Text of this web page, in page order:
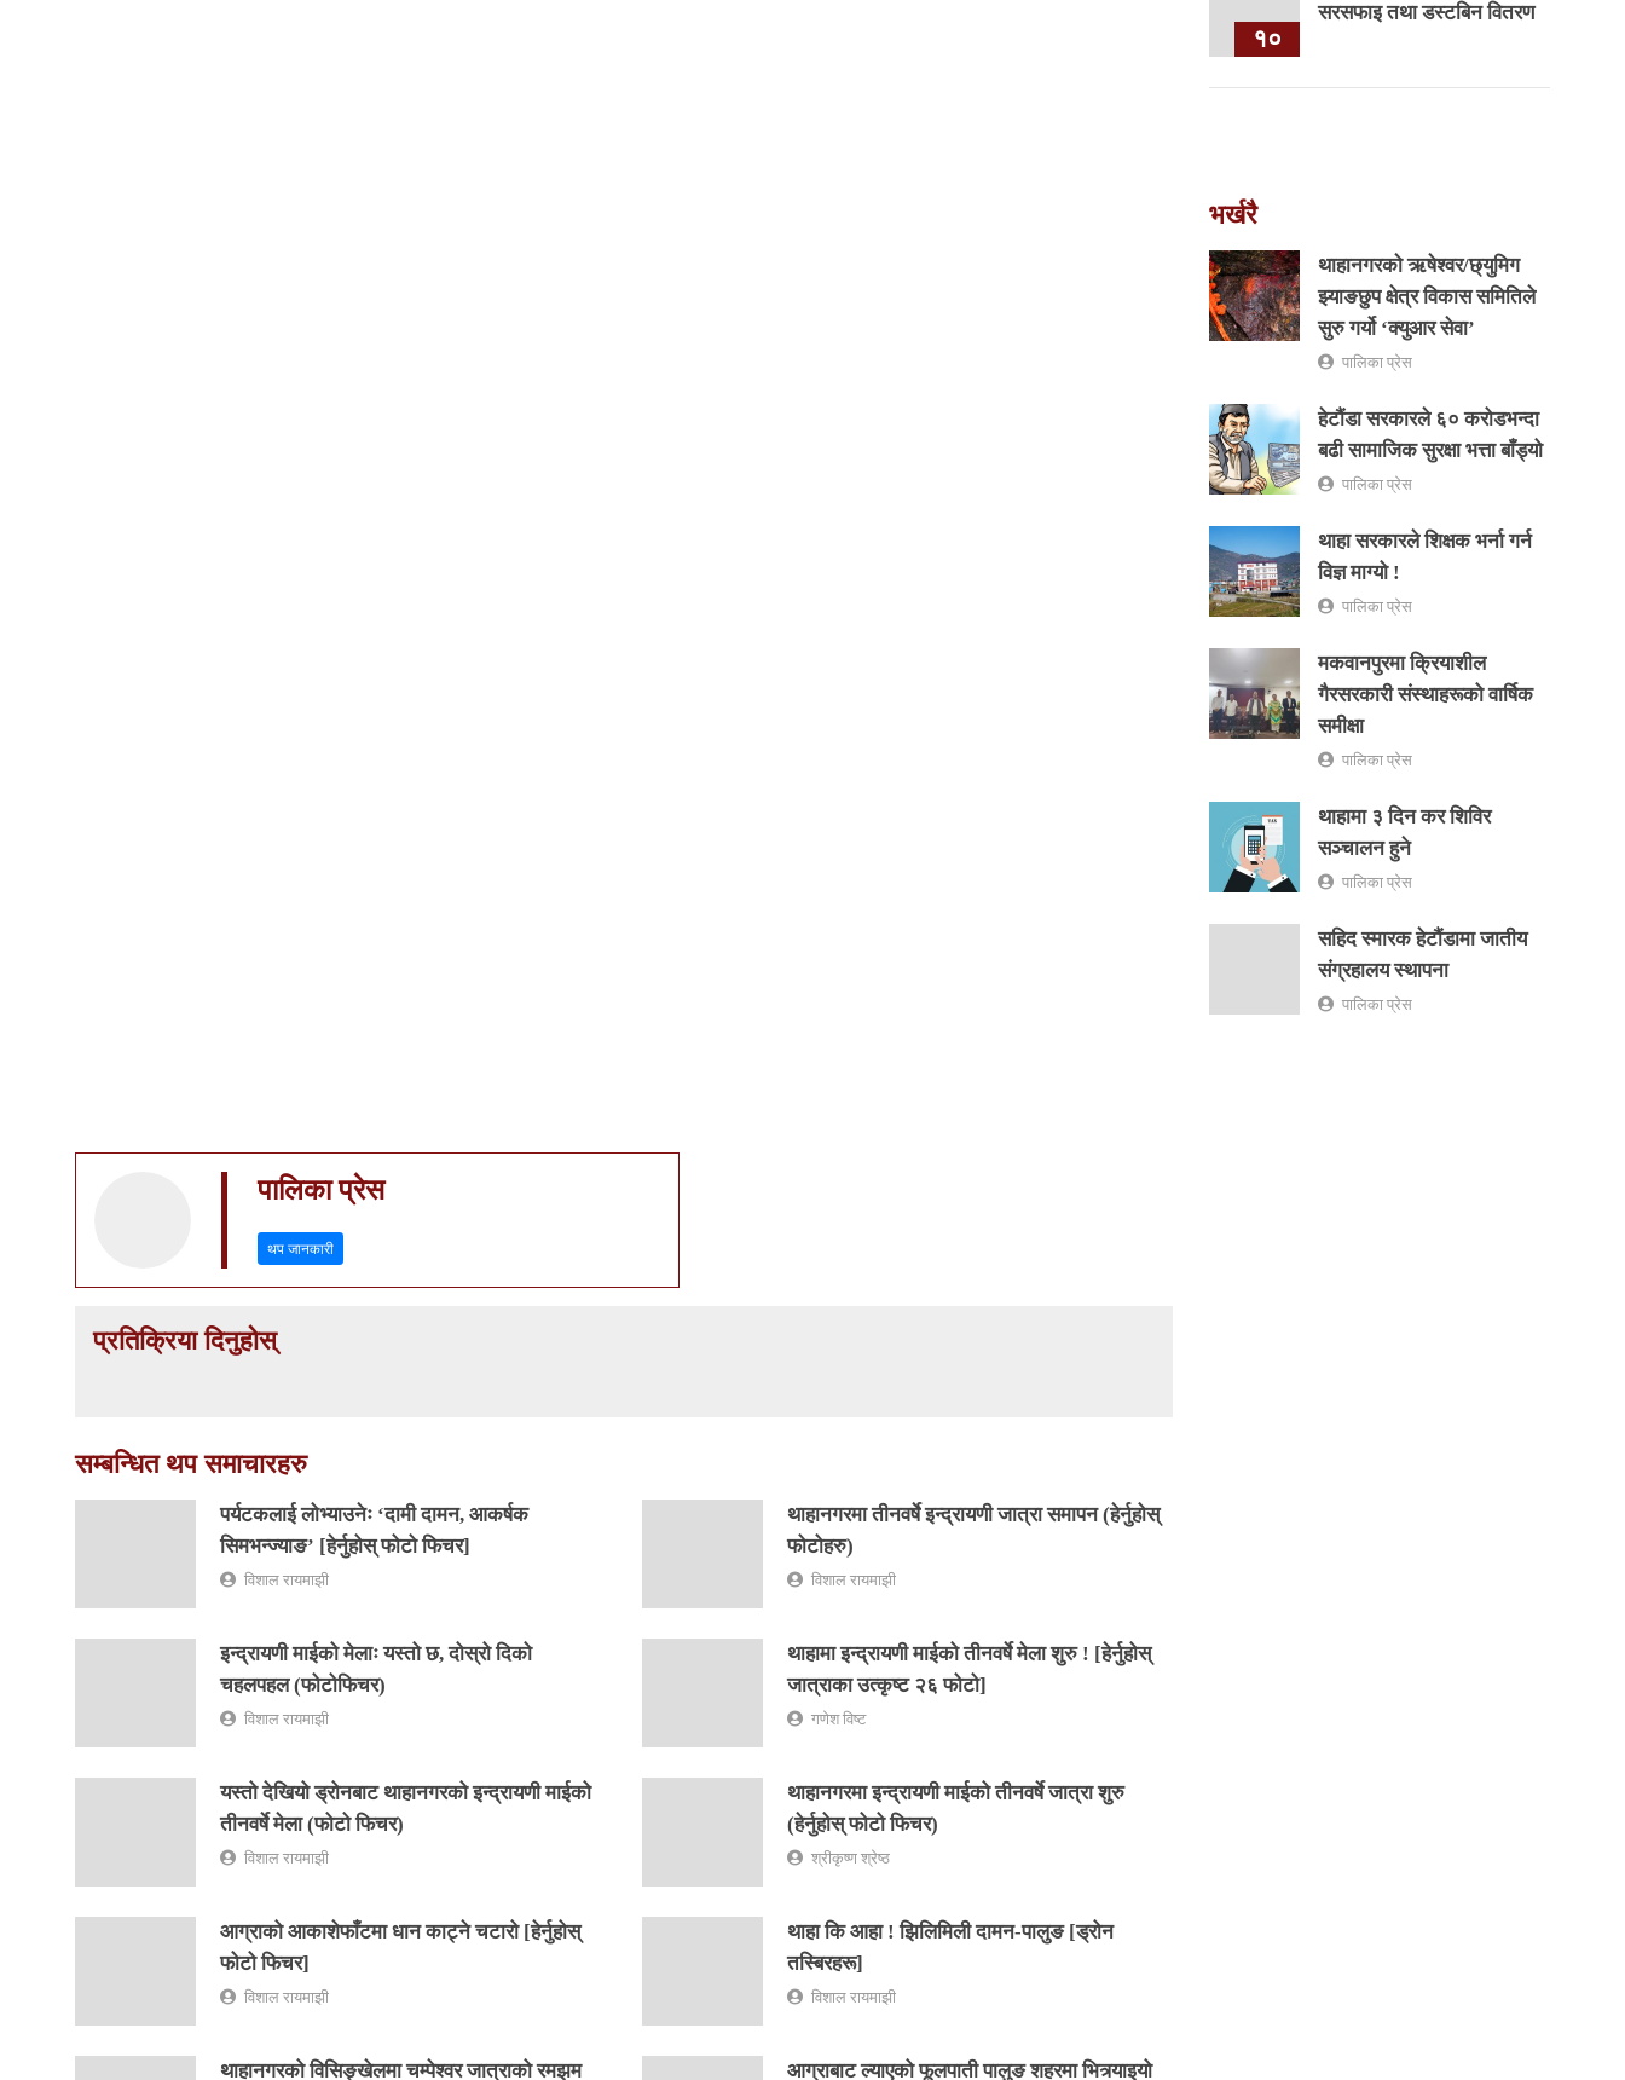
पालिका प्रेस
थप जानकारी
प्रतिक्रिया दिनुहोस्
सम्बन्धित थप समाचारहरु
पर्यटकलाई लोभ्याउनेः ‘दामी दामन, आकर्षक
सिमभन्ज्याङ’ [हेर्नुहोस् फोटो फिचर]
विशाल रायमाझी
थाहानगरमा तीनवर्षे इन्द्रायणी जात्रा समापन (हेर्नुहोस्
फोटोहरु)
विशाल रायमाझी
इन्द्रायणी माईको मेलाः यस्तो छ, दोस्रो दिको
चहलपहल (फोटोफिचर)
विशाल रायमाझी
थाहामा इन्द्रायणी माईको तीनवर्षे मेला शुरु ! [हेर्नुहोस्
जात्राका उत्कृष्ट २६ फोटो]
गणेश विष्ट
यस्तो देखियो ड्रोनबाट थाहानगरको इन्द्रायणी माईको
तीनवर्षे मेला (फोटो फिचर)
विशाल रायमाझी
थाहानगरमा इन्द्रायणी माईको तीनवर्षे जात्रा शुरु
(हेर्नुहोस् फोटो फिचर)
श्रीकृष्ण श्रेष्ठ
आग्राको आकाशेफाँटमा धान काट्ने चटारो [हेर्नुहोस्
फोटो फिचर]
विशाल रायमाझी
थाहा कि आहा ! झिलिमिली दामन-पालुङ [ड्रोन
तस्बिरहरू]
विशाल रायमाझी
थाहानगरको विसिङ्खेलमा चम्पेश्वर जात्राको रमझम आग्राबाट ल्याएको फूलपाती पालुङ शहरमा भित्र्याइयो
१०
सरसफाइ तथा डस्टबिन वितरण
भर्खरै
थाहानगरकाे ऋषेश्वर/छ्युमिग
झ्याङछुप क्षेत्र विकास समितिले
सुरु गर्यो ‘क्युआर सेवा’
पालिका प्रेस
हेटौंडा सरकारले ६० करोडभन्दा
बढी सामाजिक सुरक्षा भत्ता बाँड्यो
पालिका प्रेस
थाहा सरकारले शिक्षक भर्ना गर्न
विज्ञ माग्यो !
पालिका प्रेस
मकवानपुरमा क्रियाशील
गैरसरकारी संस्थाहरूको वार्षिक
समीक्षा
पालिका प्रेस
थाहामा ३ दिन कर शिविर
सञ्चालन हुने
पालिका प्रेस
सहिद स्मारक हेटौंडामा जातीय
संग्रहालय स्थापना
पालिका प्रेस